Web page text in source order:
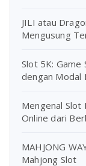
JILI atau
Mengusung
Slot 5K: Game
dengan Modal
Mengenal Slot
Online dari
MAHJONG
Mahjong Slot